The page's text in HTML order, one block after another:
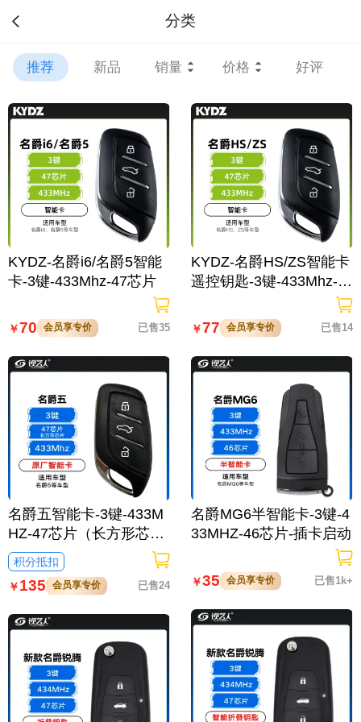
分类
推荐 新品 销量 价格 好评
KYDZ-名爵i6/名爵5智能
卡-3键-433Mhz-47芯片
￥70 会员享专价 已售35
名爵五智能卡-3键-433M
HZ-47芯片（长方形芯
片）-原厂
积分抵扣
￥135 会员享专价 已售24
KYDZ-名爵HS/ZS智能卡
遥控钥匙-3键-433Mhz-4
￥77 会员享专价 已售14
名爵MG6半智能卡-3键-4
33MHZ-46芯片-插卡启动
￥35 会员享专价 已售1k+